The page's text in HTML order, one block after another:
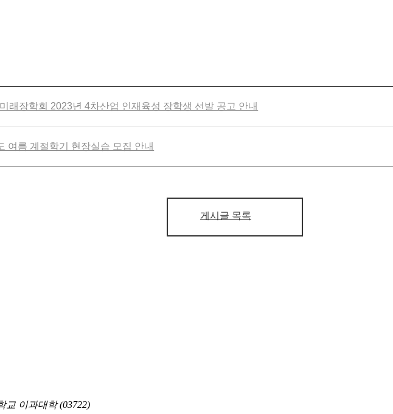
래장학회 2023년 4차산업 인재육성 장학생 선발 공고 안내
여름 계절학기 현장실습 모집 안내
게시글 목록
교 이과대학 (03722)